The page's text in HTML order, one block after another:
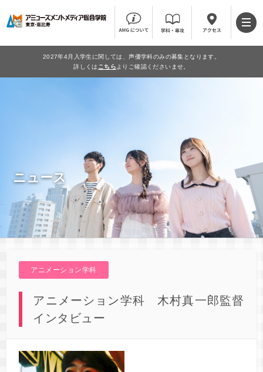
2027年4月入学生に関しては、声優学科のみの募集となります。
詳しくは こちら よりご確認くださいませ。
ニュース
アニメーション学科
アニメーション学科 木村真一郎監督
インタビュー